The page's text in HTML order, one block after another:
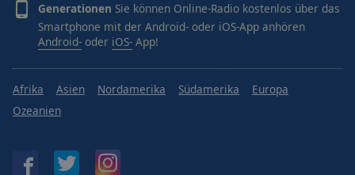
Generationen Sie können Online-Radio kostenlos über das
Smartphone mit der Android- oder iOS-App anhören
Android- oder iOS- App!
Afrika Asien Nordamerika Südamerika
Europa
Ozeanien